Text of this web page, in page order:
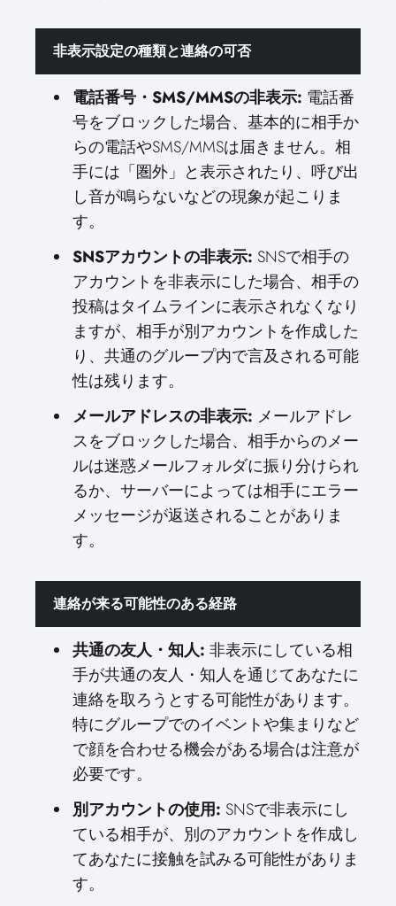
非表示設定の種類と連絡の可否
電話番号・SMS/MMSの非表示: 電話番
号をブロックした場合、基本的に相手か
らの電話やSMS/MMSは届きません。相
手には「圏外」と表示されたり、呼び出
し音が鳴らないなどの現象が起こりま
す。
SNSアカウントの非表示: SNSで相手の
アカウントを非表示にした場合、相手の
投稿はタイムラインに表示されなくなり
ますが、相手が別アカウントを作成した
り、共通のグループ内で言及される可能
性は残ります。
メールアドレスの非表示: メールアドレ
スをブロックした場合、相手からのメー
ルは迷惑メールフォルダに振り分けられ
るか、サーバーによっては相手にエラー
メッセージが返送されることがありま
す。
連絡が来る可能性のある経路
共通の友人・知人: 非表示にしている相
手が共通の友人・知人を通じてあなたに
連絡を取ろうとする可能性があります。
特にグループでのイベントや集まりなど
で顔を合わせる機会がある場合は注意が
必要です。
別アカウントの使用: SNSで非表示にし
ている相手が、別のアカウントを作成し
てあなたに接触を試みる可能性がありま
す。